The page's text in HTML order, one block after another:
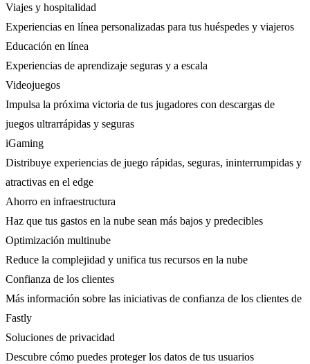
Viajes y hospitalidad
Experiencias en línea personalizadas para tus huéspedes y viajeros
Educación en línea
Experiencias de aprendizaje seguras y a escala
Videojuegos
Impulsa la próxima victoria de tus jugadores con descargas de
juegos ultrarrápidas y seguras
iGaming
Distribuye experiencias de juego rápidas, seguras, ininterrumpidas y
atractivas en el edge
Ahorro en infraestructura
Haz que tus gastos en la nube sean más bajos y predecibles
Optimización multinube
Reduce la complejidad y unifica tus recursos en la nube
Confianza de los clientes
Más información sobre las iniciativas de confianza de los clientes de
Fastly
Soluciones de privacidad
Descubre cómo puedes proteger los datos de tus usuarios